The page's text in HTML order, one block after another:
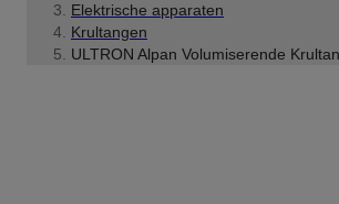
Elektrische apparaten
Krultangen
ULTRON Alpan Volumiserende